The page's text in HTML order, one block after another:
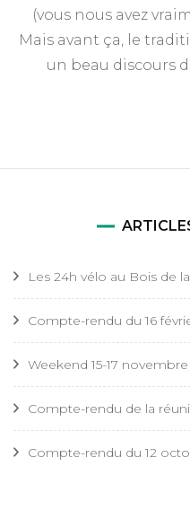
(vous nous avez
Mais avant ça, le
un beau discours
Les 24h vélo au Bois de
Compte-rendu du 16
Weekend 15-17
Compte-rendu de la
Compte-rendu du 12